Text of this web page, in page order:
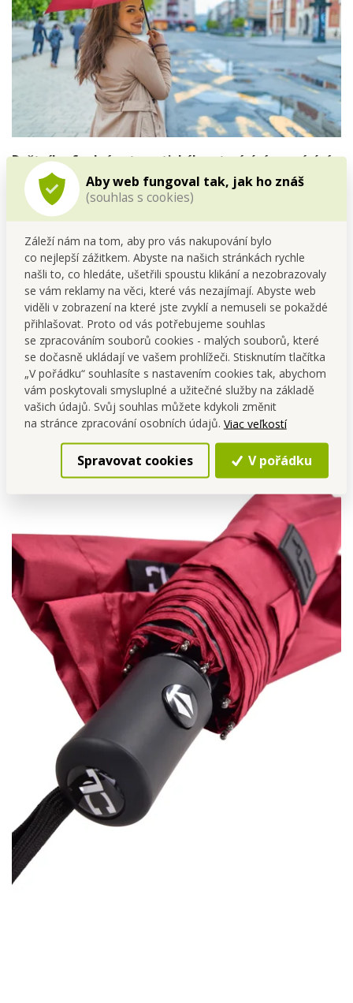
Aby web fungoval tak, jak ho znáš
(souhlas s cookies)
Záleží nám na tom, aby pro vás nakupování bylo
co nejlepší zážitkem. Abyste na našich stránkách rychle
našli to, co hledáte, ušetřili spoustu klikání a nezobrazovaly
se vám reklamy na věci, které vás nezajímají. Abyste web
viděli v zobrazení na které jste zvyklí a nemuseli se pokaždé
přihlašovat. Proto od vás potřebujeme souhlas
se zpracováním souborů cookies - malých souborů, které
se dočasně ukládají ve vašem prohlížeči. Stisknutím tlačítka
„V pořádku“ souhlasíte s nastavením cookies tak, abychom
vám poskytovali smysluplné a užitečné služby na základě
vašich údajů. Svůj souhlas můžete kdykoli změnit
na stránce zpracování osobních údajů. Viac veľkostí
Spravovat cookies V pořádku
Deštník s funkcí automatického otevírání a zavírání
jedním tlačítkem.
Hlavní výhodou je 8ramenná konstrukce, která zajistí lepší
stabilitu deštníku oproti klasickým levným deštníkům.
Rozměry: délka složeného cca 28 cm, průměr 5 cm,
průměr rozloženého cca 95 cm, výška 54 cm.
Odolná a voděodolná látka
spolehlivě chrání před
deštěm.